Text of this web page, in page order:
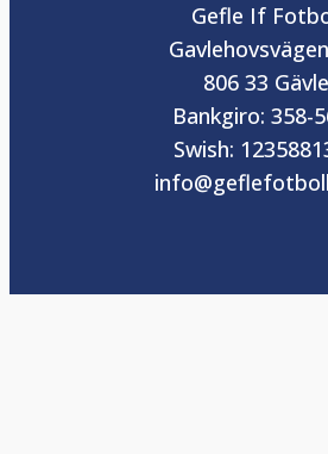
Gefle If
806 33 Gävle
Bankgiro: 358-
Swish: